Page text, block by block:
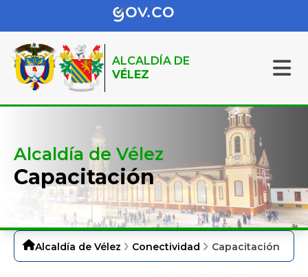
ALCALDÍA DE
VÉLEZ
Alcaldía de Vélez
Capacitación
Alcaldía de Vélez Conectividad Capacitación